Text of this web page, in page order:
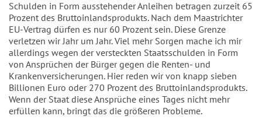
Schulden in Form ausstehender Anleihen betragen zurzeit 65
Prozent des Bruttoinlandsprodukts. Nach dem Maastrichter
EU-Vertrag dürfen es nur 60 Prozent sein. Diese Grenze
verletzen wir Jahr um Jahr. Viel mehr Sorgen mache ich mir
allerdings wegen der versteckten Staatsschulden in Form
von Ansprüchen der Bürger gegen die Renten- und
Krankenversicherungen. Hier reden wir von knapp sieben
Billionen Euro oder 270 Prozent des Bruttoinlandsprodukts.
Wenn der Staat diese Ansprüche eines Tages nicht mehr
erfüllen kann, bringt das die größeren Probleme.